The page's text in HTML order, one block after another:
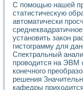
Учебный
С помощью нашей
статистическую
автоматически
установить закон
гистограмму для
Спектральный
проводится на ЭВМ
конечного
решения
кафедры